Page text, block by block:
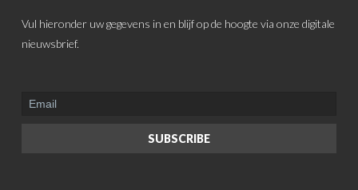
Vul hieronder uw gegevens in en blijf op de hoogte via onze digitale
nieuwsbrief.